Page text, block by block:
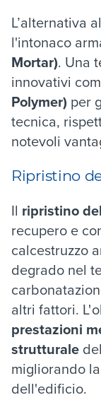
L’alternativa
l'intonaco
Mortar). Una
innovativi
Polymer) per
tecnica,
notevoli
Ripristino
Il ripristino
recupero e
calcestruzzo
degrado nel
altri fattori.
prestazioni
strutturale
migliorando
dell'edificio.